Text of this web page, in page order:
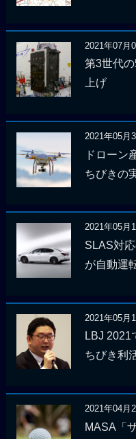
2021年07月
第3世代
上げ
2021年05月
ドローン
ちびきの
2021年05月
SLAS対
が自動運
2021年05月
LBJ 2021
ちびき利
2021年04月
MASA「